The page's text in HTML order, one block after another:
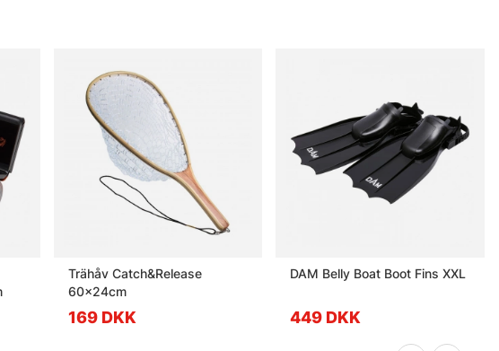
Trähåv Catch&Release
60x24cm
169 DKK
DAM Belly Boat Boot Fins XXL
449 DKK